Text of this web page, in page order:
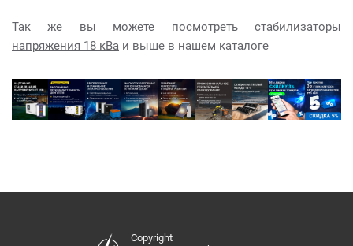
Так же вы можете посмотреть стабилизаторы
напряжения 18 кВа и выше в нашем каталоге
Copyright